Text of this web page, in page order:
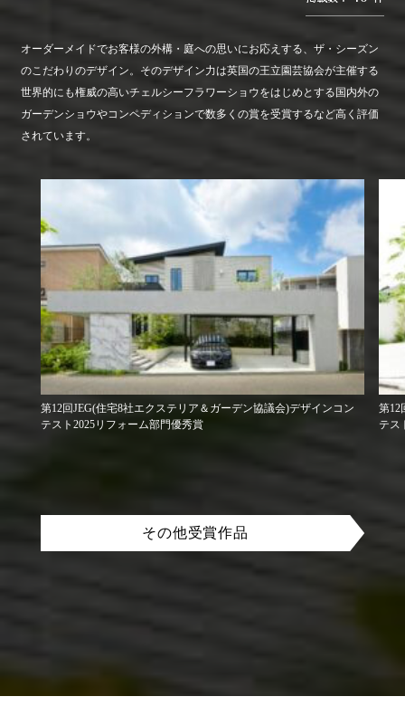
オーダーメイドでお客様の外構・庭への思いにお応えする、ザ・シーズン
のこだわりのデザイン。そのデザイン力は英国の王立園芸協会が主催する
世界的にも権威の高いチェルシーフラワーショウをはじめとする国内外の
ガーデンショウやコンペディションで数多くの賞を受賞するなど高く評価
されています。
第12回JEG(住宅8社エクステリア＆ガーデン協議会)デザインコン
テスト2025リフォーム部門優秀賞
第12
テス
その他受賞作品